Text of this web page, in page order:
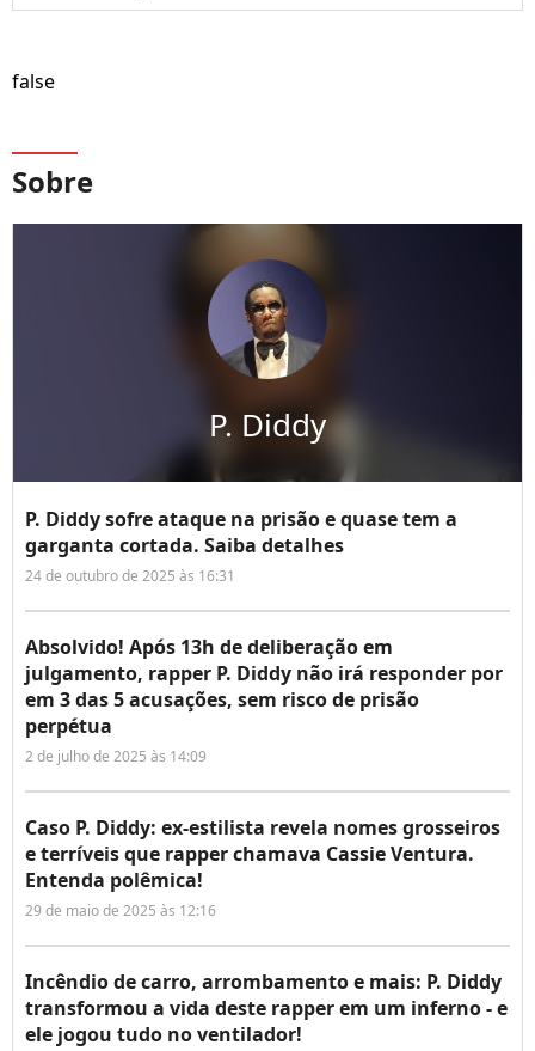
false
Sobre
P. Diddy
P. Diddy sofre ataque na prisão e quase tem a
garganta cortada. Saiba detalhes
24 de outubro de 2025 às 16:31
Absolvido! Após 13h de deliberação em
julgamento, rapper P. Diddy não irá responder por
em 3 das 5 acusações, sem risco de prisão
perpétua
2 de julho de 2025 às 14:09
Caso P. Diddy: ex-estilista revela nomes grosseiros
e terríveis que rapper chamava Cassie Ventura.
Entenda polêmica!
29 de maio de 2025 às 12:16
Incêndio de carro, arrombamento e mais: P. Diddy
transformou a vida deste rapper em um inferno - e
ele jogou tudo no ventilador!